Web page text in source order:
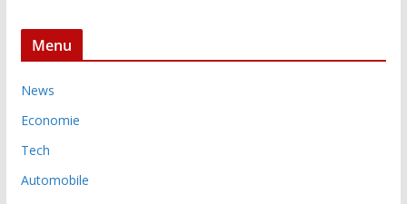
Menu
News
Economie
Tech
Automobile